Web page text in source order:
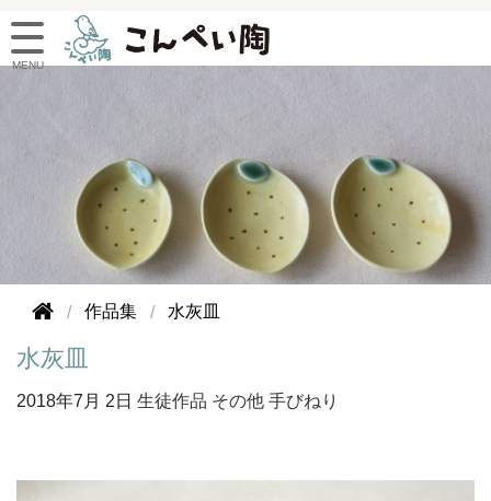
作品集 水灰皿
水灰皿
2018年7月 2日 生徒作品 その他 手びねり